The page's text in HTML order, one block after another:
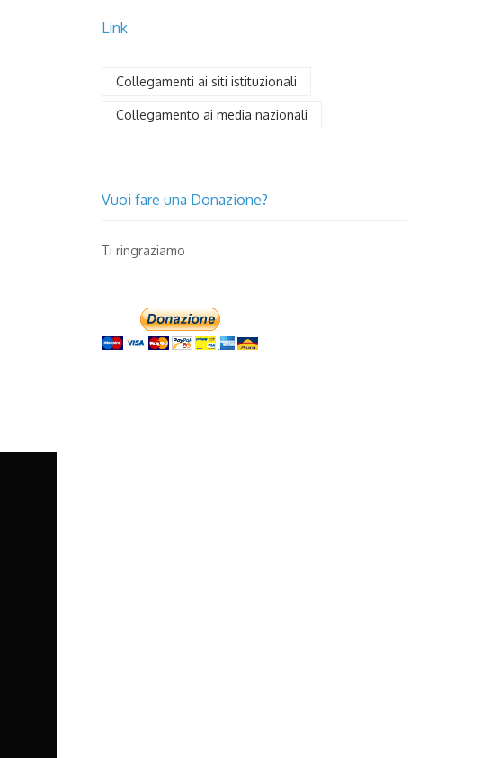
Link
Collegamenti ai siti istituzionali
Collegamento ai media nazionali
Vuoi fare una Donazione?
Ti ringraziamo